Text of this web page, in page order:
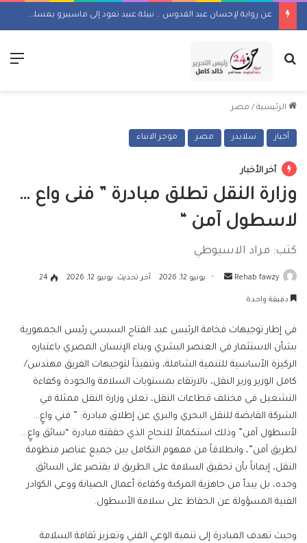
عن رواية لإحسان عبد القدوس .. نبيلة عبيد تعود إلى ماسبيرو بمسلسل إذاعي
بحث عن
الرئيسية / مصر
أخبار سلايدر مصر موجز الانباء
أخر الأخبار
وزارة النقل تطلق مبادرة ” فنى واع …
لاسطول آمن “
كتب: مراد الاسيوطي
Rehab fawzy
أرسل يونيو 12, 2026 آخر تحديث: يونيو 12, 2026 24
دقيقة واحدة
في إطار توجيهات فخامة الرئيس عبد الفتاح السيسي رئيس الجمهورية
بشأن الاستثمار في العنصر البشري وبناء الإنسان المصري باعتباره
الركيزة الأساسية للتنمية الشاملة، وتنفيذاً لتوجيهات الفريق مهندس/
كامل الوزير وزير النقل، بالارتقاء بمستويات السلامة والجودة وكفاءة
التشغيل في مختلف قطاعات النقل، تعلن وزارة النقل ممثلة في
الشركة القابضة للنقل البحري والبري عن إطلاق مبادرة: ” فني واعٍ…
لأسطول آمن” وذلك استكمالاً للنجاح الذي حققته مبادرة “سائق واعٍ…
لطريق آمن”، وانطلاقاً من مفهوم التكامل بين جميع عناصر منظومة
النقل، إيماناً بأن تحقيق السلامة على الطريق لا يقتصر على السائق
وحده، بل يبدأ من جاهزية المركبة وكفاءة أعمال الصيانة ووعي الكوادر
الفنية المسؤولة عن الحفاظ على سلامة الأسطول.
وحيث تهدف المبادرة إلى تنمية الوعي الفني وتعزيز ثقافة السلامة